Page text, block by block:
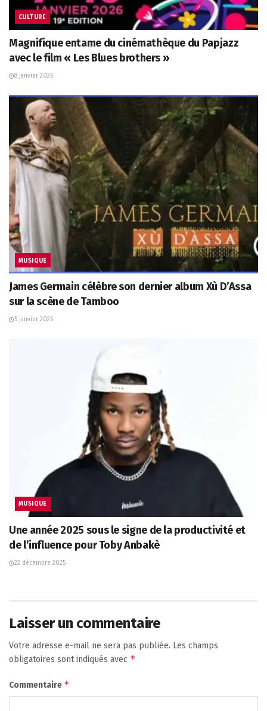
CULTURE
Magnifique entame du cinémathèque du Papjazz
avec le film « Les Blues brothers »
8 janvier 2026
MUSIQUE
James Germain célèbre son dernier album Xù D’Assa
sur la scène de Tamboo
5 janvier 2026
MUSIQUE
Une année 2025 sous le signe de la productivité et
de l’influence pour Toby Anbakè
22 décembre 2025
Laisser un commentaire
Votre adresse e-mail ne sera pas publiée. Les champs
obligatoires sont indiqués avec *
Commentaire *